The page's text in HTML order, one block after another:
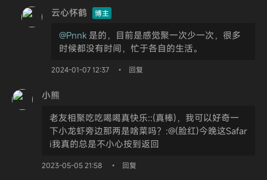
云心怀鹤 博主
@Pnnk 是的，目前是感觉聚一次少一次，很多
时候都没有时间，忙于各自的生活。
2024-01-07 12:37 • 回复
小熊
老友相聚吃吃喝喝真快乐::(真棒)，我可以好奇一
下小龙虾旁边那两是啥菜吗？:@(脸红)今晚这Safar
i我真的总是不小心按到返回
2023-05-05 21:58 • 回复